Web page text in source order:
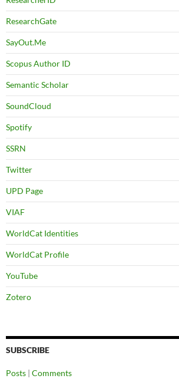
ResearchGate
SayOut.Me
Scopus Author ID
Semantic Scholar
SoundCloud
Spotify
SSRN
Twitter
UPD Page
VIAF
WorldCat Identities
WorldCat Profile
YouTube
Zotero
SUBSCRIBE
Posts | Comments